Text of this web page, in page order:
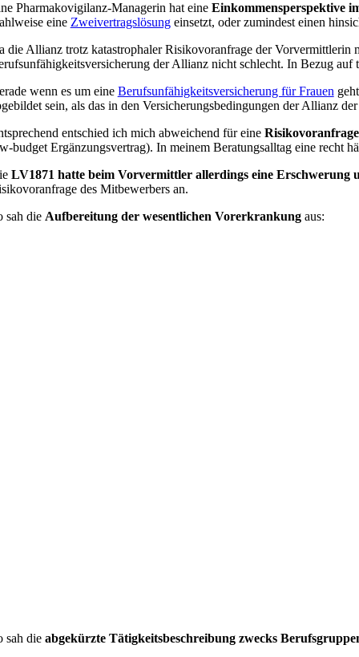
Pharmakovigilanz-Managerin hat eine Einkommensperspektive
eine Zweivertragslösungeinsetzt, oder zumindest einen
die Allianz trotz katastrophaler Risikovoranfrage der Vorvermittlerin
der Allianz nicht schlecht. In Bezug
wenn es um eine Berufsunfähigkeitsversicherung für Frauen
sein, als das in den Versicherungsbedingungen der Allianz
entschied ich mich abweichend für eine
budget Ergänzungsvertrag). In meinem Beratungsalltag eine recht
LV1871 hatte beim Vorvermittler allerdings eine Erschwerung
des Mitbewerbers an.
sah die Aufbereitung der wesentlichen Vorerkrankungaus:
sah die abgekürzte Tätigkeitsbeschreibung zwecks